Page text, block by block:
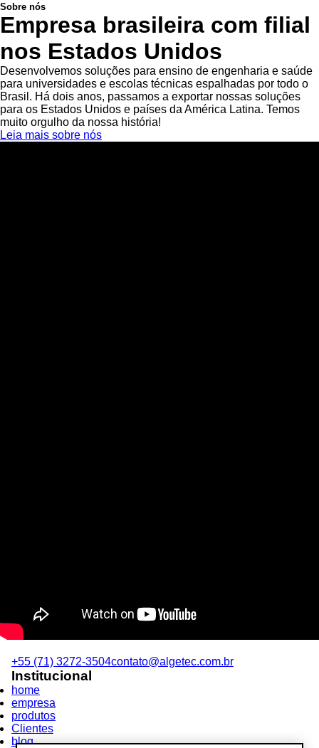
Sobre nós
Empresa brasileira com filial
nos Estados Unidos
Desenvolvemos soluções para ensino de engenharia e saúde
para universidades e escolas técnicas espalhadas por todo o
Brasil. Há dois anos, passamos a exportar nossas soluções
para os Estados Unidos e países da América Latina. Temos
muito orgulho da nossa história!
Leia mais sobre nós
+55 (71) 3272-3504contato@algetec.com.br
Institucional
home
empresa
produtos
Clientes
blog